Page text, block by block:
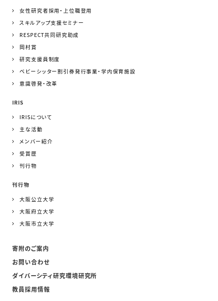
女性研究者採用・上位職登用
スキルアップ支援セミナー
RESPECT共同研究助成
岡村賞
研究支援員制度
ベビーシッター割引券発行事業・学内保育施設
意識啓発・改革
IRIS
IRISについて
主な活動
メンバー紹介
受賞歴
刊行物
刊行物
大阪公立大学
大阪府立大学
大阪市立大学
寄附のご案内
お問い合わせ
ダイバーシティ研究環境研究所
教員採用情報